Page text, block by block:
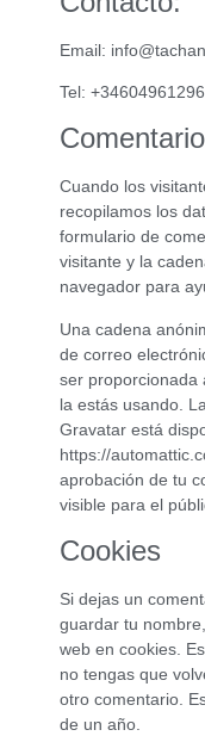
Email:
Tel: +34604961296
Cuando los
recopilamos los
formulario de
visitante y la
navegador para
Una cadena
de correo
ser proporcionada
la estás usando.
Gravatar está
https://
aprobación de tu
visible para el
Cookies
Si dejas un
guardar tu
web en cookies.
no tengas que
otro comentario.
de un año.